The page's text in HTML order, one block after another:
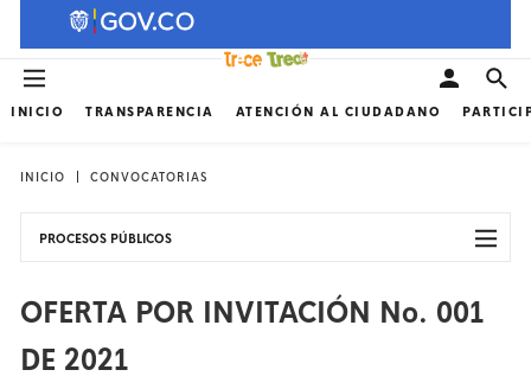
INICIO TRANSPARENCIA ATENCIÓN AL CIUDADANO
INICIO CONVOCATORIAS
PROCESOS PÚBLICOS
OFERTA POR INVITACIÓN No. 001
DE 2021